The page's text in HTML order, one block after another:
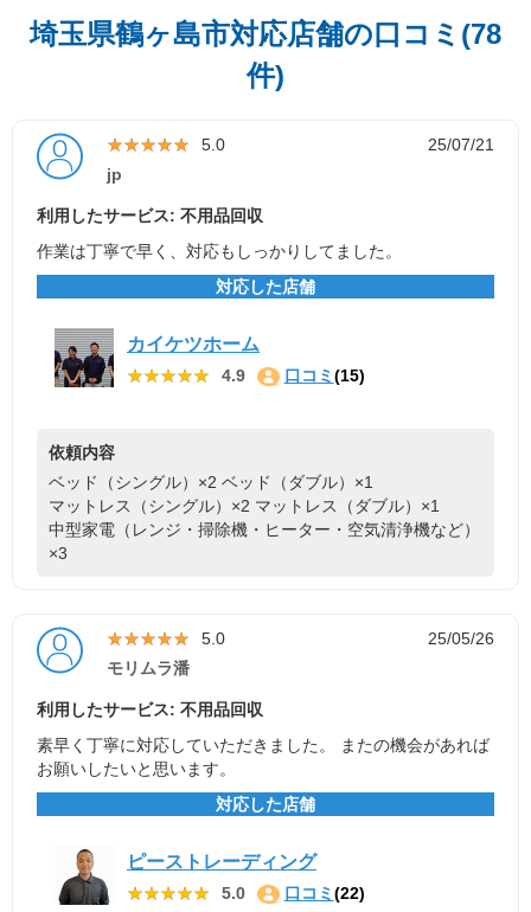
埼玉県鶴ヶ島市対応店舗の口コミ(78
件)
★★★★★
★★★★★ 5.0
25/07/21
jp
利用したサービス: 不用品回収
作業は丁寧で早く、対応もしっかりしてました。
対応した店舗
カイケツホーム
★★★★★
★★★★★ 4.9 口コミ (15)
依頼内容
ベッド（シングル）×2 ベッド（ダブル）×1
マットレス（シングル）×2 マットレス（ダブル）×1
中型家電（レンジ・掃除機・ヒーター・空気清浄機など）
×3
★★★★★
★★★★★ 5.0
25/05/26
モリムラ潘
利用したサービス: 不用品回収
素早く丁寧に対応していただきました。 またの機会があれば
お願いしたいと思います。
対応した店舗
ピーストレーディング
★★★★★
★★★★★ 5.0 口コミ (22)